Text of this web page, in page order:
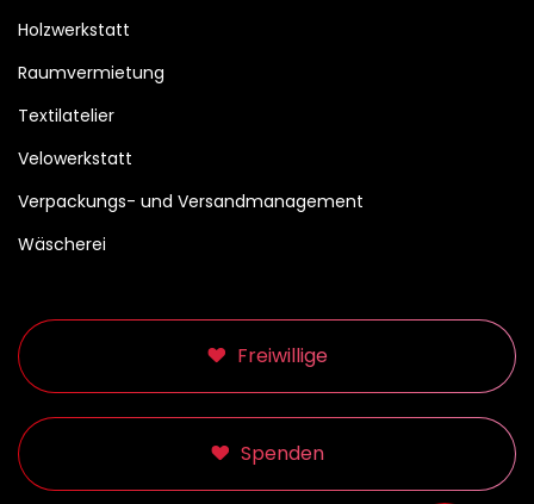
Holzwerkstatt
Raumvermietung
Textilatelier
Velowerkstatt
Verpackungs- und Versandmanagement
Wäscherei
Freiwillige
Spenden